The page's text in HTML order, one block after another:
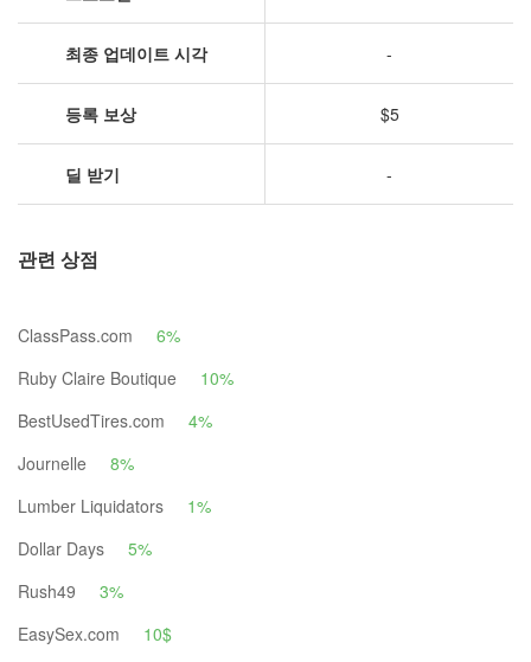
최종 업데이트 시각 -
등록 보상 $5
딜 받기 -
관련 상점
ClassPass.com
6%
Ruby Claire Boutique
10%
BestUsedTires.com
4%
Journelle
8%
Lumber Liquidators
1%
Dollar Days
5%
Rush49
3%
EasySex.com
10$